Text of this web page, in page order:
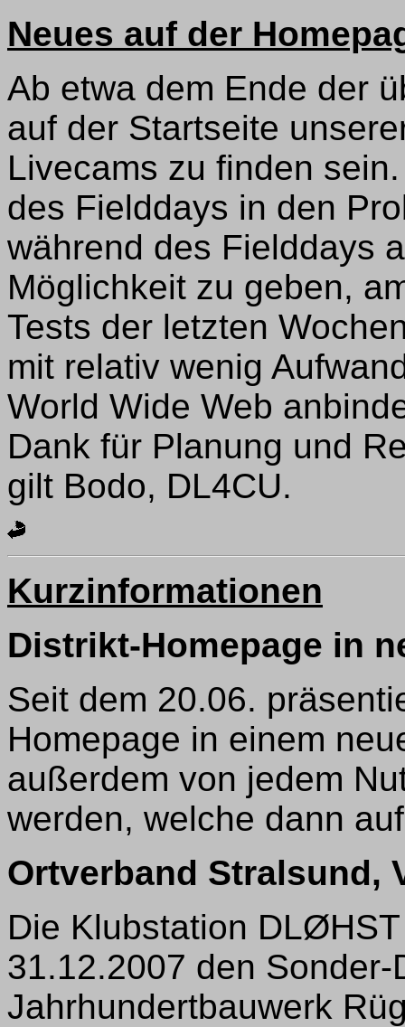
Neues auf der
Ab etwa dem Ende der
auf der Startseite
Livecams zu finden
des Fielddays in den
während des Fielddays
Möglichkeit zu geben,
Tests der letzten
mit relativ wenig
World Wide Web
Dank für Planung und
gilt Bodo, DL4CU.
Kurzinformationen
Distrikt-Homepage in
Seit dem 20.06.
Homepage in einem
außerdem von jedem
werden, welche dann
Ortverband Stralsund,
Die Klubstation
31.12.2007 den Sonder-
Jahrhundertbauwerk